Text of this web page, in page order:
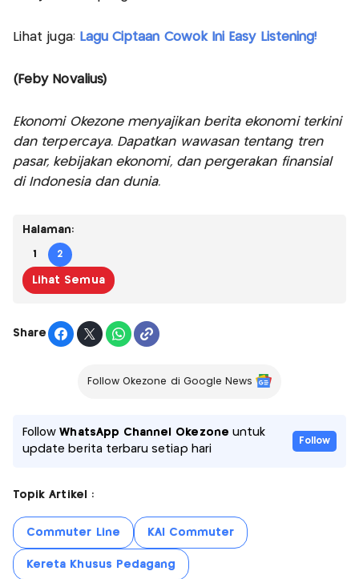
Lihat juga: Lagu Ciptaan Cowok Ini Easy Listening!
(Feby Novalius)
Ekonomi Okezone menyajikan berita ekonomi terkini
dan terpercaya. Dapatkan wawasan tentang tren
pasar, kebijakan ekonomi, dan pergerakan finansial
di Indonesia dan dunia.
Halaman:
1 2
Lihat Semua
Share
Follow Okezone di Google News
FollowWhatsApp Channel Okezone untuk
update berita terbaru setiap hari
Follow
Topik Artikel :
Commuter Line KAI Commuter
Kereta Khusus Pedagang